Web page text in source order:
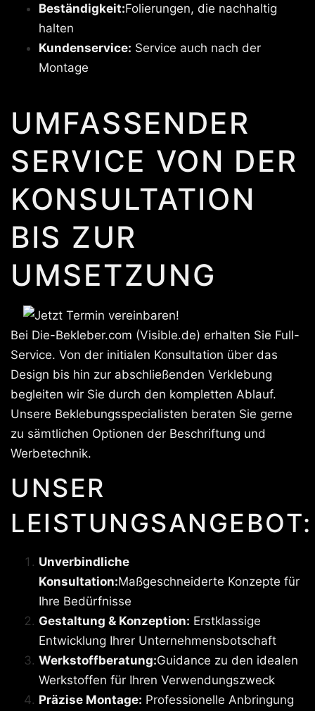
Beständigkeit:Folierungen, die nachhaltig
halten
Kundenservice: Service auch nach der
Montage
UMFASSENDER
SERVICE VON DER
KONSULTATION
BIS ZUR
UMSETZUNG
Bei Die-Bekleber.com (Visible.de) erhalten Sie Full-
Service. Von der initialen Konsultation über das
Design bis hin zur abschließenden Verklebung
begleiten wir Sie durch den kompletten Ablauf.
Unsere Beklebungsspecialisten beraten Sie gerne
zu sämtlichen Optionen der Beschriftung und
Werbetechnik.
UNSER
LEISTUNGSANGEBOT:
Unverbindliche
Konsultation:Maßgeschneiderte Konzepte für
Ihre Bedürfnisse
Gestaltung & Konzeption: Erstklassige
Entwicklung Ihrer Unternehmensbotschaft
Werkstoffberatung:Guidance zu den idealen
Werkstoffen für Ihren Verwendungszweck
Präzise Montage: Professionelle Anbringung